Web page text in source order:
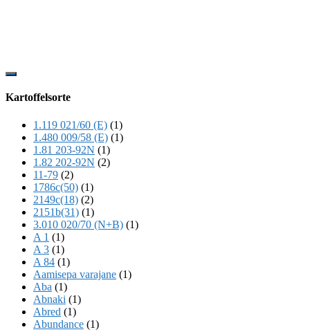
Show
Content
Kartoffelsorte
1.119 021/60 (E) (1)
1.480 009/58 (E) (1)
1.81 203-92N (1)
1.82 202-92N (2)
11-79 (2)
1786c(50) (1)
2149c(18) (2)
2151b(31) (1)
3.010 020/70 (N+B) (1)
A 1 (1)
A 3 (1)
A 84 (1)
Aamisepa varajane (1)
Aba (1)
Abnaki (1)
Abred (1)
Abundance (1)